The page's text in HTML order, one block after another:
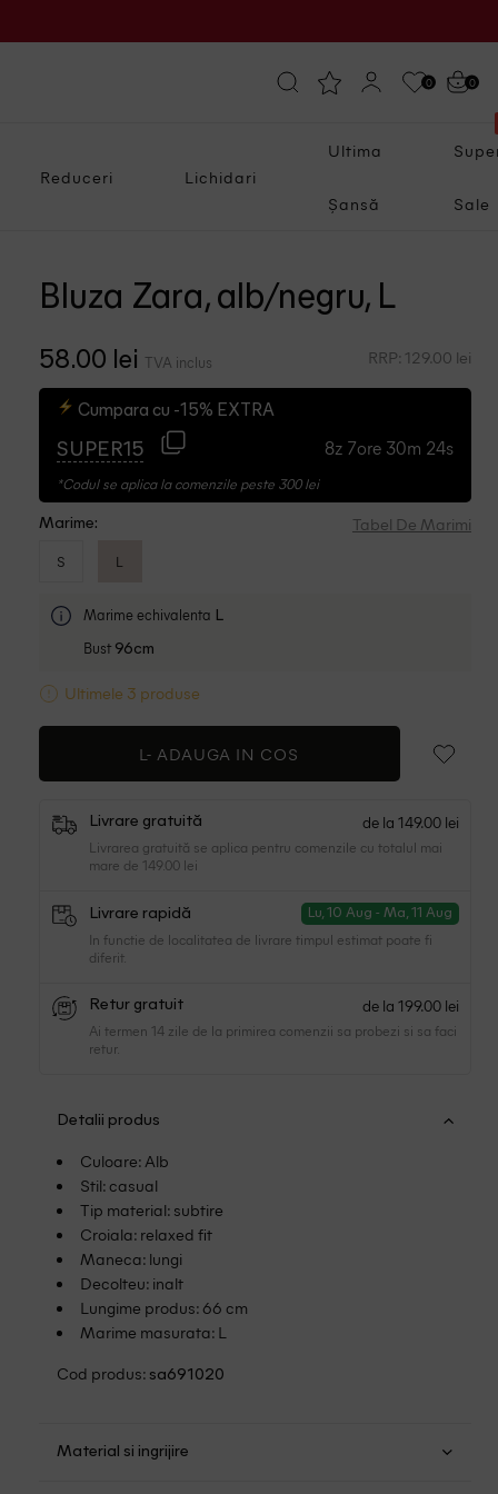
0 0
Reduceri Lichidari
Ultima
Șansă Sale
Bluza Zara, alb/negru, L
58.00 lei TVA inclus RRP: 129.00 lei
Cumpara cu -15% EXTRA
SUPER15 8z 7ore 30m 23s
*Codul se aplica la comenzile peste 300 lei
Marime: Tabel De Marimi
S L
Marime echivalenta L
Bust 96cm
Ultimele 3 produse
L-ADAUGA IN COS
Livrare gratuită de la 149.00 lei
Livrarea gratuită se aplica pentru comenzile cu totalul mai
mare de 149.00 lei
Livrare rapidă Lu, 10 Aug - Ma, 11 Aug
In functie de localitatea de livrare timpul estimat poate fi
diferit.
Retur gratuit de la 199.00 lei
Ai termen 14 zile de la primirea comenzii sa probezi si sa faci
retur.
Detalii produs
Culoare: Alb
Stil: casual
Tip material: subtire
Croiala: relaxed fit
Maneca: lungi
Decolteu: inalt
Lungime produs: 66 cm
Marime masurata: L
Cod produs: sa691020
Material si ingrijire